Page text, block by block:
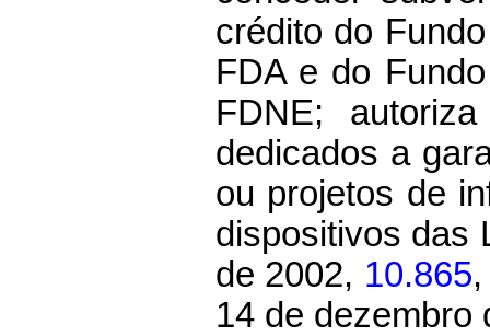
crédito do
FDA e do
FDNE;
dedicados a
ou projetos de
dispositivos das
de 2002, 10.865
14 de dezembro